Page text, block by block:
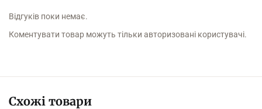
Відгуків поки немає.
Коментувати товар можуть тільки авторизовані користувачі.
Схожі товари